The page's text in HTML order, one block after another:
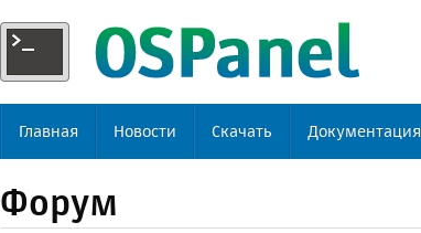
Главная Новости Скачать Документация
Форум